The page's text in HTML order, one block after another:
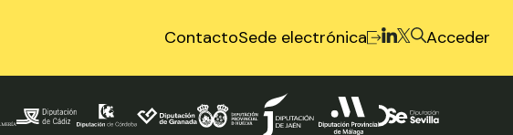
ContactoSede electrónica Acceder